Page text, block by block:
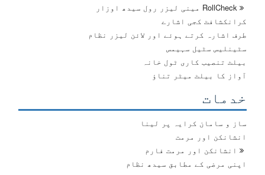
کرانکشافٹ کجی اشارے
طرف اشارہ کرتے ہوئے اور لائن لیزر نظام
سٹینلیس سٹیل سہیمس
بیلٹ تنصیب کاری ٹول خانہ
آواز کا بیلٹ میٹر تناؤ
خدمات
ساز و سامان کرایہ پر لینا
انشانکن اور مرمت
انشانکن اور مرمت فارم
اپنی مرضی کے مطابق سیدھ نظام